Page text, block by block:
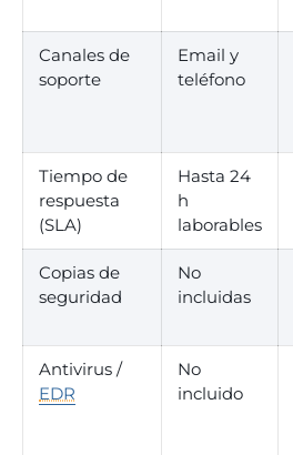
Canales de
soporte
Email y
teléfono
Tiempo de
respuesta
(SLA)
Hasta 24
h
laborables
Copias de
seguridad
No
incluidas
Antivirus /
EDR
No
incluido